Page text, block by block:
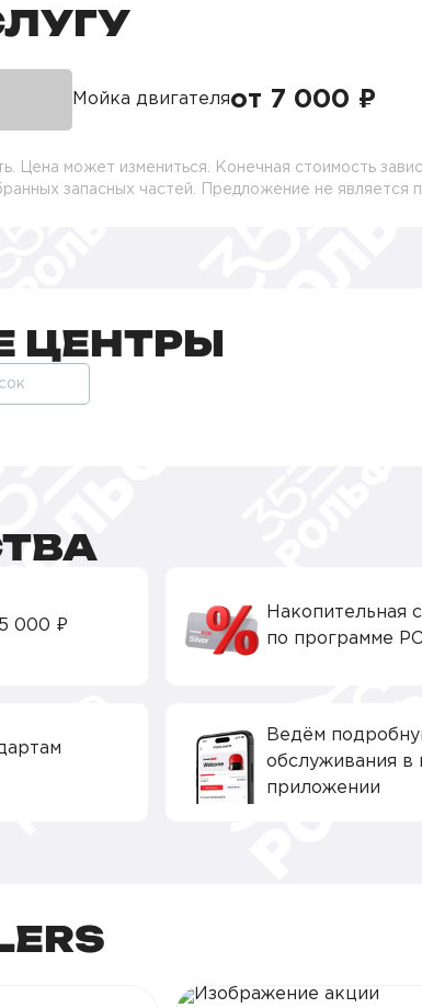
Мойка двигателяот 7 000 ₽
Цена может измениться. Конечная стоимость
запасных частей. Предложение не является
ЦЕНТРЫ
000 ₽
Накопительная
по программе
Ведём
обслуживания в
приложении